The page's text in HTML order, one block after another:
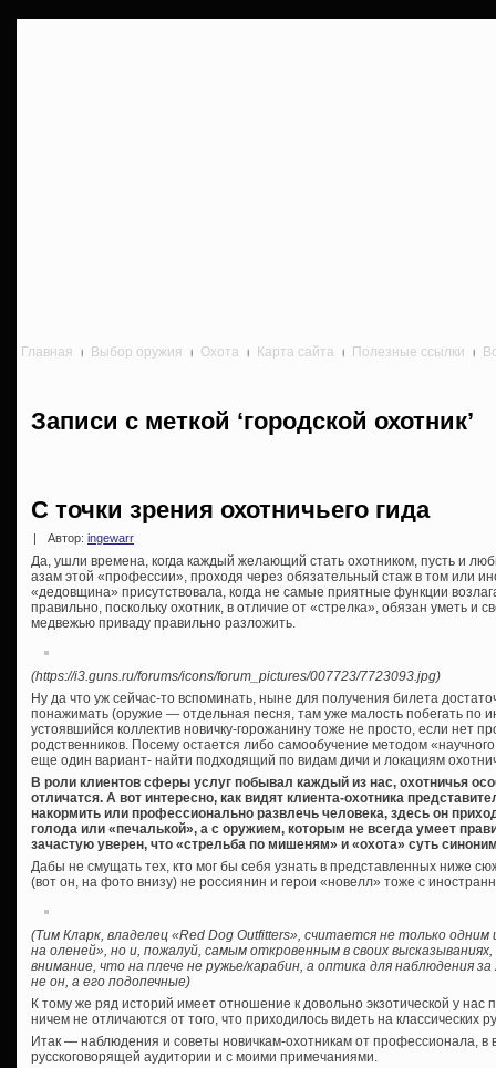
Главная Выбор оружия Охота Карта сайта Полезные ссылки
Записи с меткой ‘городской охотник’
С точки зрения охотничьего гида
Автор: ingewarr
Да, ушли времена, когда каждый желающий стать охотником, пусть и
азам этой «профессии», проходя через обязательный стаж в том или
«дедовщина» присутствовала, когда не самые приятные функции
правильно, поскольку охотник, в отличие от «стрелка», обязан уметь и
медвежью приваду правильно разложить.
(https://i3.guns.ru/forums/icons/forum_pictures/007723/7723093.jpg)
Ну да что уж сейчас-то вспоминать, ныне для получения билета
понажимать (оружие — отдельная песня, там уже малость побегать по
устоявшийся коллектив новичку-горожанину тоже не просто, если нет
родственников. Посему остается либо самообучение методом «научного
еще один вариант- найти подходящий по видам дичи и локациям
В роли клиентов сферы услуг побывал каждый из нас, охотничья
отличатся. А вот интересно, как видят клиента-охотника
накормить или профессионально развлечь человека, здесь он
голода или «печалькой», а с оружием, которым не всегда умеет
зачастую уверен, что «стрельба по мишеням» и «охота» суть
Дабы не смущать тех, кто мог бы себя узнать в представленных ниже
(вот он, на фото внизу) не россиянин и герои «новелл» тоже с
(Тим Кларк, владелец «Red Dog Outfitters», считается не только
на оленей», но и, пожалуй, самым откровенным в своих
внимание, что на плече не ружье/карабин, а оптика для наблюдения
не он, а его подопечные)
К тому же ряд историй имеет отношение к довольно экзотической у нас
ничем не отличаются от того, что приходилось видеть на классических
Итак — наблюдения и советы новичкам-охотникам от профессионала, в
русскоговорящей аудитории и с моими примечаниями.